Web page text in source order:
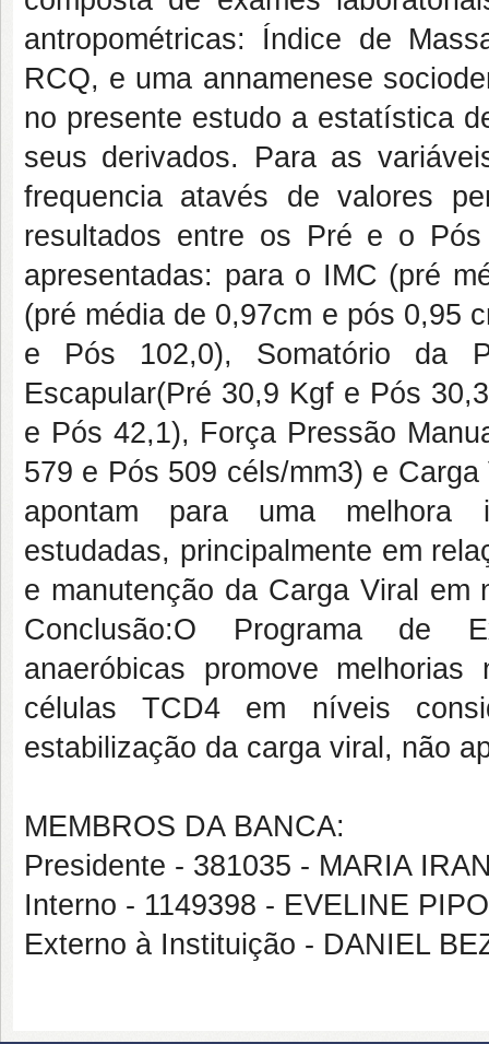
antropométricas: Índice de
RCQ, e uma annamenese
no presente estudo a estatística
seus derivados. Para as
frequencia atavés de valores
resultados entre os Pré e o
apresentadas: para o IMC (pré
(pré média de 0,97cm e pós 0,95
e Pós 102,0), Somatório da
Escapular(Pré 30,9 Kgf e Pós
e Pós 42,1), Força Pressão
579 e Pós 509 céls/mm3) e
apontam para uma melhora
estudadas, principalmente em
e manutenção da Carga Viral em
Conclusão:O Programa de
anaeróbicas promove
células TCD4 em níveis
estabilização da carga viral, não
MEMBROS DA BANCA:
Presidente - 381035 - MARIA
Interno - 1149398 - EVELINE
Externo à Instituição - DANIEL